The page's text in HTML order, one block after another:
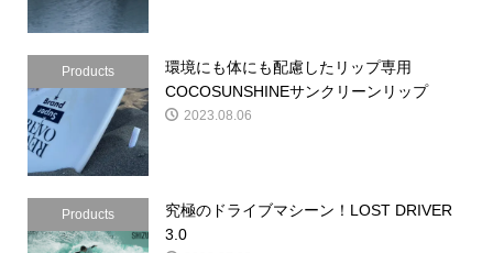
Products
環境にも体にも配慮したリップ専用
COCOSUNSHINEサンクリーンリップ
2023.08.06
Products
究極のドライブマシーン！LOST DRIVER
3.0